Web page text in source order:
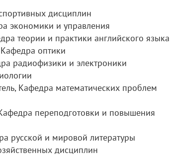
дисциплин
экономики и управления
теории и практики английского языка
оптики
радиофизики и электроники
Кафедра математических проблем
переподготовки и повышения
русской и мировой литературы
дисциплин